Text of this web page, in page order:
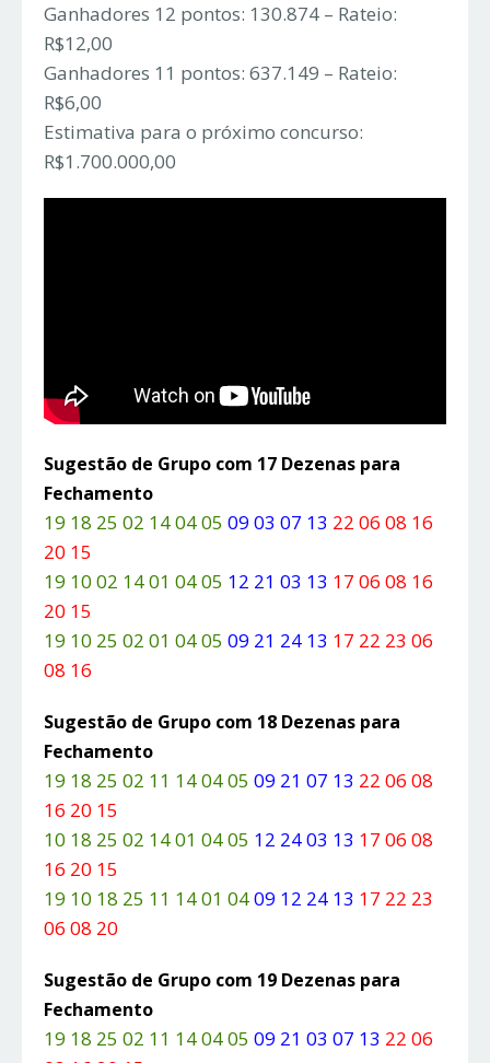
Ganhadores 12 pontos: 130.874 – Rateio:
R$12,00
Ganhadores 11 pontos: 637.149 – Rateio:
R$6,00
Estimativa para o próximo concurso:
R$1.700.000,00
Sugestão de Grupo com 17 Dezenas para
Fechamento
19 18 25 02 14 04 05 09 03 07 13 22 06 08 16
20 15
19 10 02 14 01 04 05 12 21 03 13 17 06 08 16
20 15
19 10 25 02 01 04 05 09 21 24 13 17 22 23 06
08 16
Sugestão de Grupo com 18 Dezenas para
Fechamento
19 18 25 02 11 14 04 05 09 21 07 13 22 06 08
16 20 15
10 18 25 02 14 01 04 05 12 24 03 13 17 06 08
16 20 15
19 10 18 25 11 14 01 0409 12 24 13 17 22 23
06 08 20
Sugestão de Grupo com 19 Dezenas para
Fechamento
19 18 25 02 11 14 04 05 09 21 03 07 13 22 06